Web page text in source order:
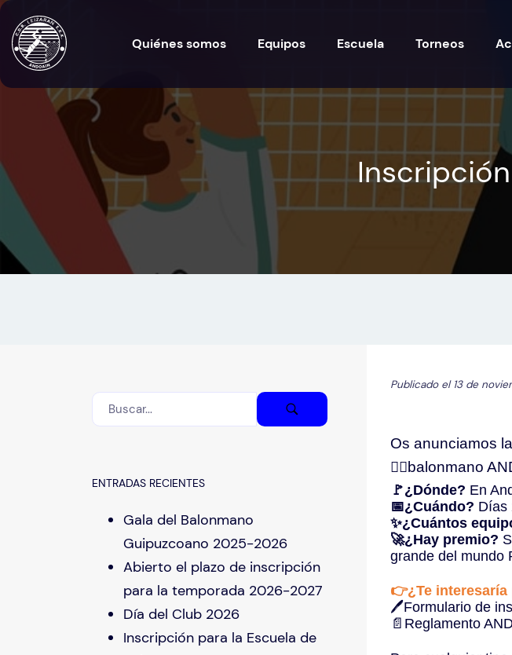
Quiénes somos Equipos Escuela Torneos
Publicado el 13 de
Os anunciamos
🤾‍♀️balonmano
🚩¿Dónde? En
📅¿Cuándo? Días
✨¿Cuántos
🚀¿Hay premio?
grande del mundo
👉¿Te
🖊️Formulario de
📄Reglamento
ENTRADAS RECIENTES
Gala del Balonmano
Guipuzcoano 2025-2026
Abierto el plazo de inscripción
para la temporada 2026-2027
Día del Club 2026
Inscripción para la Escuela de